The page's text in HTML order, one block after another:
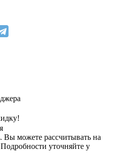
Вы можете рассчитывать на
уточняйте у